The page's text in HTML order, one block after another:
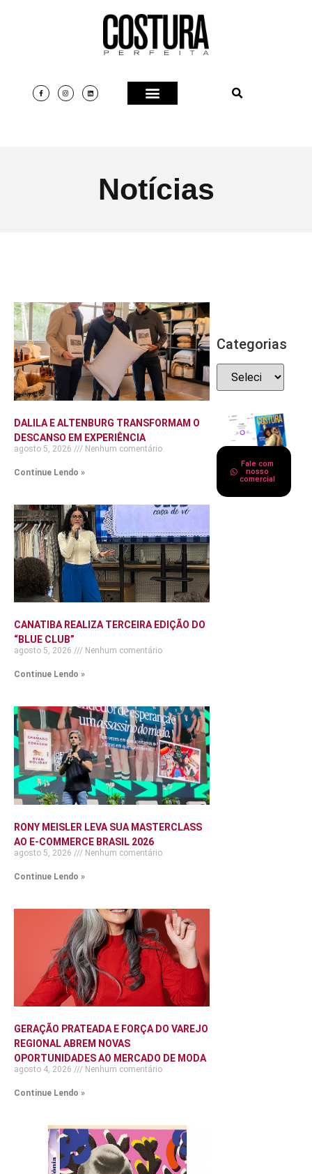
Notícias
DALILA E ALTENBURG TRANSFORMAM O
DESCANSO EM EXPERIÊNCIA
agosto 5, 2026 Nenhum comentário
Continue Lendo »
CANATIBA REALIZA TERCEIRA EDIÇÃO DO
“BLUE CLUB”
agosto 5, 2026 Nenhum comentário
Continue Lendo »
RONY MEISLER LEVA SUA MASTERCLASS
AO E-COMMERCE BRASIL 2026
agosto 5, 2026 Nenhum comentário
Continue Lendo »
GERAÇÃO PRATEADA E FORÇA DO VAREJO
REGIONAL ABREM NOVAS
OPORTUNIDADES AO MERCADO DE MODA
agosto 4, 2026 Nenhum comentário
Continue Lendo »
Categorias
Fale com
nosso
comercial